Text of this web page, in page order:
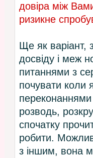
довіра між
ризикне
Ще як варіант,
досвіду і меж
питаннями з
почувати коли
розводь,
спочатку
робити.
з іншим, вона